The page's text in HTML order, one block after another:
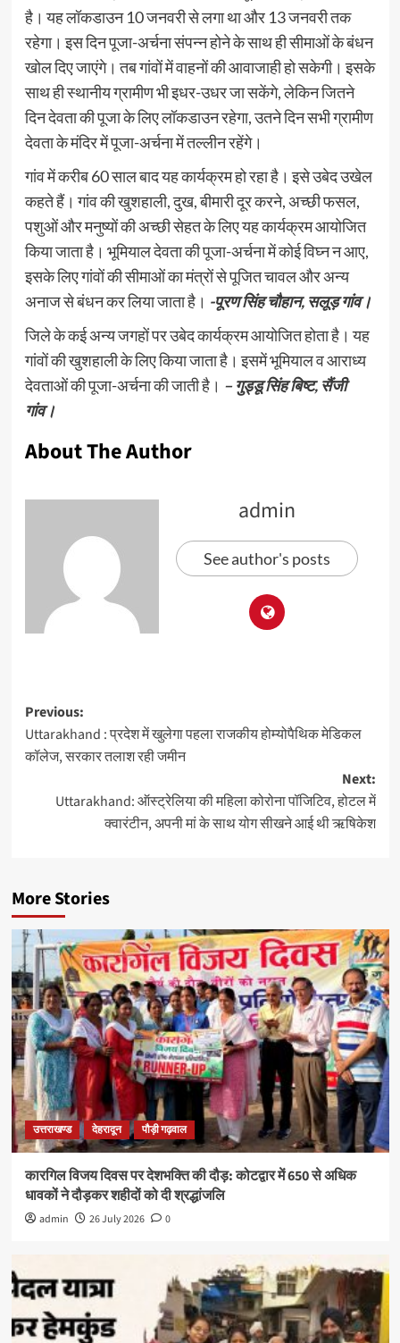
है। यह लॉकडाउन 10 जनवरी से लगा था और 13 जनवरी तक
रहेगा। इस दिन पूजा-अर्चना संपन्न होने के साथ ही सीमाओं के बंधन
खोल दिए जाएंगे। तब गांवों में वाहनों की आवाजाही हो सकेगी। इसके
साथ ही स्थानीय ग्रामीण भी इधर-उधर जा सकेंगे, लेकिन जितने
दिन देवता की पूजा के लिए लॉकडाउन रहेगा, उतने दिन सभी ग्रामीण
देवता के मंदिर में पूजा-अर्चना में तल्लीन रहेंगे।
गांव में करीब 60 साल बाद यह कार्यक्रम हो रहा है। इसे उबेद उखेल
कहते हैं। गांव की खुशहाली, दुख, बीमारी दूर करने, अच्छी फसल,
पशुओं और मनुष्यों की अच्छी सेहत के लिए यह कार्यक्रम आयोजित
किया जाता है। भूमियाल देवता की पूजा-अर्चना में कोई विघ्न न आए,
इसके लिए गांवों की सीमाओं का मंत्रों से पूजित चावल और अन्य
अनाज से बंधन कर लिया जाता है। -पूरण सिंह चौहान, सलूड़ गांव।
जिले के कई अन्य जगहों पर उबेद कार्यक्रम आयोजित होता है। यह
गांवों की खुशहाली के लिए किया जाता है। इसमें भूमियाल व आराध्य
देवताओं की पूजा-अर्चना की जाती है। – गुड्डू सिंह बिष्ट, सैंजी
गांव।
About The Author
admin
See author's posts
Previous:
Uttarakhand : प्रदेश में खुलेगा पहला राजकीय होम्योपैथिक मेडिकल
कॉलेज, सरकार तलाश रही जमीन
Next:
Uttarakhand: ऑस्ट्रेलिया की महिला कोरोना पॉजिटिव, होटल में
क्वारंटीन, अपनी मां के साथ योग सीखने आई थी ऋषिकेश
More Stories
उत्तराखण्ड देहरादून पौड़ी गढ़वाल
कारगिल विजय दिवस पर देशभक्ति की दौड़: कोटद्वार में 650 से अधिक
धावकों ने दौड़कर शहीदों को दी श्रद्धांजलि
admin 26 July 2026 0